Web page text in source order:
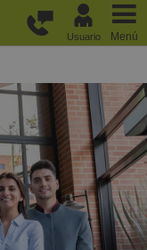
Usuario Menú